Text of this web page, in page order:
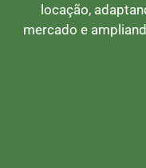
locação,
mercado e